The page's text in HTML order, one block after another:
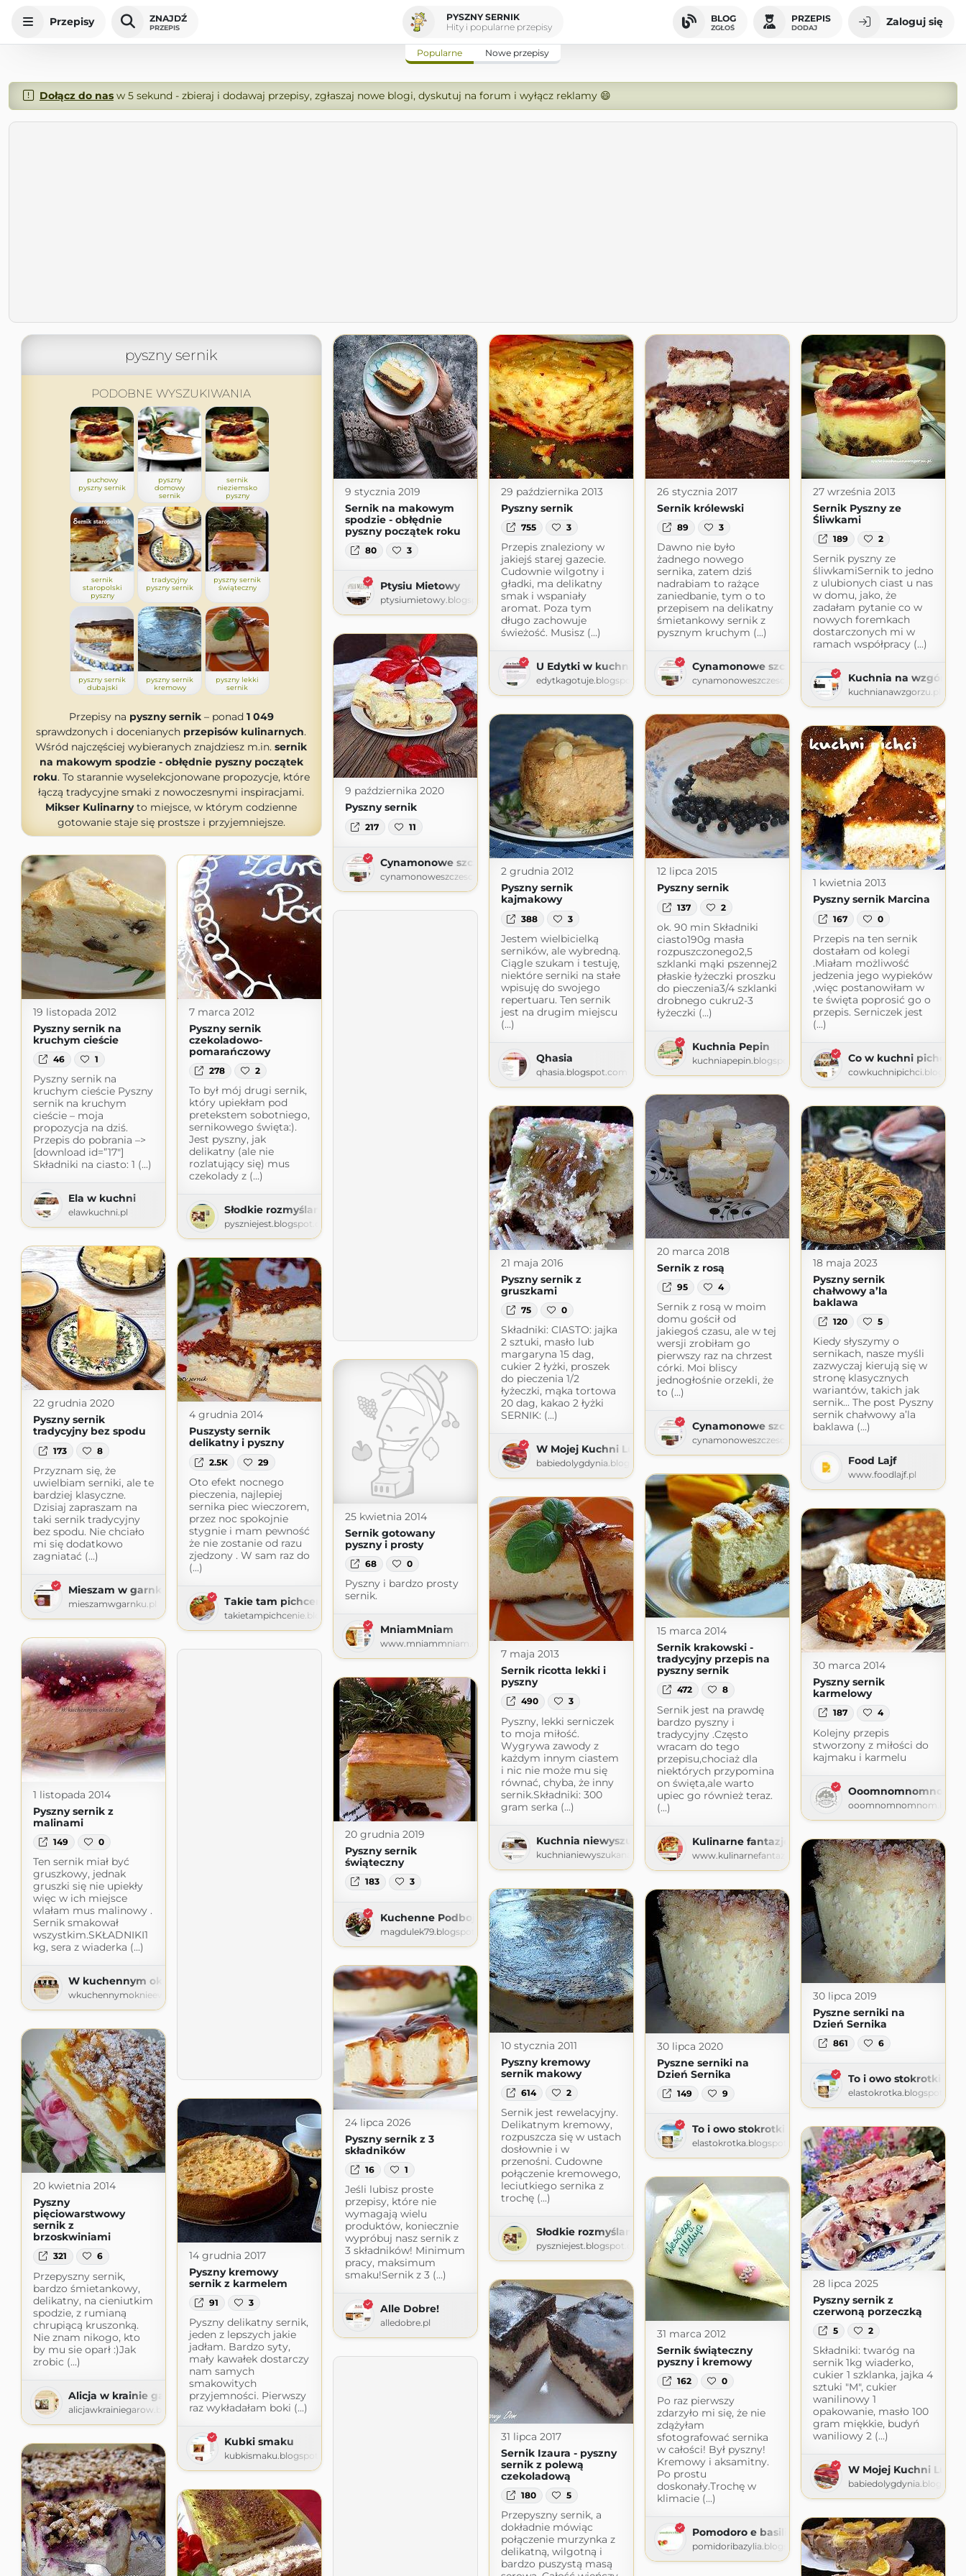
Przepisy ZNAJDŹ
PRZEPIS
PYSZNY SERNIK
Hity i popularne przepisy
BLOG
ZGŁOŚ
PRZEPIS
DODAJ Zaloguj się
Popularne Nowe przepisy
Dołącz do nasw 5 sekund - zbieraj i dodawaj przepisy, zgłaszaj nowe blogi, dyskutuj na forum i wyłącz reklamy 😄
pyszny sernik
PODOBNE WYSZUKIWANIA
puchowy
pyszny sernik
pyszny
domowy
sernik
sernik
nieziemsko
pyszny
sernik
staropolski
pyszny
tradycyjny
pyszny sernik
pyszny sernik
świąteczny
pyszny sernik
dubajski
pyszny sernik
kremowy
pyszny lekki
sernik
Przepisy na pyszny sernik– ponad 1 049
sprawdzonych i docenianych przepisów kulinarnych.
Wśród najczęściej wybieranych znajdziesz m.in. sernik
na makowym spodzie - obłędnie pyszny początek
roku. To starannie wyselekcjonowane propozycje, które
łączą tradycyjne smaki z nowoczesnymi inspiracjami.
Mikser Kulinarnyto miejsce, w którym codzienne
gotowanie staje się prostsze i przyjemniejsze.
9 stycznia 2019
Sernik na makowym
spodzie - obłędnie
pyszny początek roku
80 3
Ptysiu Mietowy
ptysiumietowy.blogspot.com
29 października 2013
Pyszny sernik
755 3
Przepis znaleziony w
jakiejś starej gazecie.
Cudownie wilgotny i
gładki, ma delikatny
smak i wspaniały
aromat. Poza tym
długo zachowuje
świeżość. Musisz (...)
U Edytki w kuchni
edytkagotuje.blogspot.com
26 stycznia 2017
Sernik królewski
89 3
Dawno nie było
żadnego nowego
sernika, zatem dziś
nadrabiam to rażące
zaniedbanie, tym o to
przepisem na delikatny
śmietankowy sernik z
pysznym kruchym (...)
Cynamonowe szczescie
cynamonoweszczescie.blogspot.com
27 września 2013
Sernik Pyszny ze
Śliwkami
189 2
Sernik pyszny ze
śliwkamiSernik to jedno
z ulubionych ciast u nas
w domu, jako, że
zadałam pytanie co w
nowych foremkach
dostarczonych mi w
ramach współpracy (...)
Kuchnia na wzgórzu
kuchnianawzgorzu.pl
9 października 2020
Pyszny sernik
217 11
Cynamonowe szczescie
cynamonoweszczescie.blogspot.com
2 grudnia 2012
Pyszny sernik
kajmakowy
388 3
Jestem wielbicielką
serników, ale wybredną.
Ciągle szukam i testuję,
niektóre serniki na stałe
wpisuję do swojego
repertuaru. Ten sernik
jest na drugim miejscu
(...)
Qhasia
qhasia.blogspot.com
12 lipca 2015
Pyszny sernik
137 2
ok. 90 min Składniki
ciasto190g masła
rozpuszczonego2,5
szklanki mąki pszennej2
płaskie łyżeczki proszku
do pieczenia3/4 szklanki
drobnego cukru2-3
łyżeczki (...)
Kuchnia Pepin
kuchniapepin.blogspot.com
1 kwietnia 2013
Pyszny sernik Marcina
167 0
Przepis na ten sernik
dostałam od kolegi
.Miałam możliwość
jedzenia jego wypieków
,więc postanowiłam w
te święta poprosić go o
przepis. Serniczek jest
(...)
Co w kuchni pichci
19 listopada 2012
Pyszny sernik na
kruchym cieście
46 1
Pyszny sernik na
kruchym cieście Pyszny
sernik na kruchym
cieście – moja
propozycja na dziś.
Przepis do pobrania –>
[download id=”17″]
Składniki na ciasto: 1 (...)
Ela w kuchni
elawkuchni.pl
7 marca 2012
Pyszny sernik
czekoladowo-
pomarańczowy
278 2
To był mój drugi sernik,
który upiekłam pod
pretekstem sobotniego,
sernikowego święta:).
Jest pyszny, jak
delikatny (ale nie
rozlatujący się) mus
czekolady z (...)
Słodkie rozmyślania
pyszniejest.blogspot.com
20 marca 2018
Sernik z rosą
95 4
Sernik z rosą w moim
domu gościł od
jakiegoś czasu, ale w tej
wersji zrobiłam go
pierwszy raz na chrzest
córki. Moi bliscy
jednogłośnie orzekli, że
to (...)
Cynamonowe szczescie
cynamonoweszczescie.blogspot.com
21 maja 2016
Pyszny sernik z
gruszkami
75 0
Składniki: CIASTO: jajka
2 sztuki, masło lub
margaryna 15 dag,
cukier 2 łyżki, proszek
do pieczenia 1/2
łyżeczki, mąka tortowa
20 dag, kakao 2 łyżki
SERNIK: (...)
W Mojej Kuchni Lubię
babiedolygdynia.blogspot.com
18 maja 2023
Pyszny sernik
chałwowy a’la
baklawa
120 5
Kiedy słyszymy o
sernikach, nasze myśli
zazwyczaj kierują się w
stronę klasycznych
wariantów, takich jak
sernik... The post Pyszny
sernik chałwowy a’la
baklawa (...)
Food Lajf
www.foodlajf.pl
22 grudnia 2020
Pyszny sernik
tradycyjny bez spodu
173 8
Przyznam się, że
uwielbiam serniki, ale te
bardziej klasyczne.
Dzisiaj zapraszam na
taki sernik tradycyjny
bez spodu. Nie chciało
mi się dodatkowo
zagniatać (...)
Mieszam w garnku
mieszamwgarnku.pl
4 grudnia 2014
Puszysty sernik
delikatny i pyszny
2.5K 29
Oto efekt nocnego
pieczenia, najlepiej
sernika piec wieczorem,
przez noc spokojnie
stygnie i mam pewność
że nie zostanie od razu
zjedzony . W sam raz do
(...)
Takie tam pichcenie
takietampichcenie.blogspot.com
25 kwietnia 2014
Sernik gotowany
pyszny i prosty
68 0
Pyszny i bardzo prosty
sernik.
MniamMniam
www.mniammniam.com
15 marca 2014
Sernik krakowski -
tradycyjny przepis na
pyszny sernik
472 8
Sernik jest na prawdę
bardzo pyszny i
tradycyjny .Często
wracam do tego
przepisu,chociaż dla
niektórych przypomina
on święta,ale warto
upiec go również teraz.
(...)
Kulinarne fantazje Marioli
www.kulinarnefantazjemarioli.pl
7 maja 2013
Sernik ricotta lekki i
pyszny
490 3
Pyszny, lekki serniczek
to moja miłość.
Wygrywa zawody z
każdym innym ciastem
i nic nie może mu się
równać, chyba, że inny
sernik.Składniki: 300
gram serka (...)
Kuchnia niewyszukana
kuchnianiewyszukana.blogspot.com
30 marca 2014
Pyszny sernik
karmelowy
187 4
Kolejny przepis
stworzony z miłości do
kajmaku i karmelu
Ooomnomnomnom!
1 listopada 2014
Pyszny sernik z
malinami
149 0
Ten sernik miał być
gruszkowy, jednak
gruszki się nie upiekły
więc w ich miejsce
wlałam mus malinowy .
Sernik smakował
wszystkim.SKŁADNIKI1
kg, sera z wiaderka (...)
W kuchennym oknie Ewy
wkuchennymoknieewy.blogspot.com
20 grudnia 2019
Pyszny sernik
świąteczny
183 3
Kuchenne Podboje
magdulek79.blogspot.com
30 lipca 2019
Pyszne serniki na
Dzień Sernika
861 6
To i owo stokrotki
elastokrotka.blogspot.com
10 stycznia 2011
Pyszny kremowy
sernik makowy
614 2
Sernik jest rewelacyjny.
Delikatnym kremowy,
rozpuszcza się w ustach
dosłownie i w
przenośni. Cudowne
połączenie kremowego,
leciutkiego sernika z
trochę (...)
Słodkie rozmyślania
pyszniejest.blogspot.com
30 lipca 2020
Pyszne serniki na
Dzień Sernika
149 9
To i owo stokrotki
elastokrotka.blogspot.com
24 lipca 2026
Pyszny sernik z 3
składników
16 1
Jeśli lubisz proste
przepisy, które nie
wymagają wielu
produktów, koniecznie
wypróbuj nasz sernik z
3 składników! Minimum
pracy, maksimum
smaku!Sernik z 3 (...)
Alle Dobre!
alledobre.pl
20 kwietnia 2014
Pyszny
pięciowarstwowy
sernik z
brzoskwiniami
321 6
Przepyszny sernik,
bardzo śmietankowy,
delikatny, na cieniutkim
spodzie, z rumianą
chrupiącą kruszonką.
Nie znam nikogo, kto
by mu sie oparł :)Jak
zrobic (...)
Alicja w krainie garów
alicjawkrainiegarow.blogspot.com
14 grudnia 2017
Pyszny kremowy
sernik z karmelem
91 3
Pyszny delikatny sernik,
jeden z lepszych jakie
jadłam. Bardzo syty,
mały kawałek dostarczy
nam samych
smakowitych
przyjemności. Pierwszy
raz wykładałam boki (...)
Kubki smaku
kubkismaku.blogspot.com
28 lipca 2025
Pyszny sernik z
czerwoną porzeczką
5 2
Składniki: twaróg na
sernik 1kg wiaderko,
cukier 1 szklanka, jajka 4
sztuki "M", cukier
wanilinowy 1
opakowanie, masło 100
gram miękkie, budyń
waniliowy 2 (...)
W Mojej Kuchni Lubię
31 marca 2012
Sernik świąteczny
pyszny i kremowy
162 0
Po raz pierwszy
zdarzyło mi się, że nie
zdążyłam
sfotografować sernika
w całości! Był pyszny!
Kremowy i aksamitny.
Po prostu
doskonały.Trochę w
klimacie (...)
Pomodoro e basilico
pomidoribazylia.blogspot.com
31 lipca 2017
Sernik Izaura - pyszny
sernik z polewą
czekoladową
180 5
Przepyszny sernik, a
dokładnie mówiąc
połączenie murzynka z
delikatną, wilgotną i
bardzo puszystą masą